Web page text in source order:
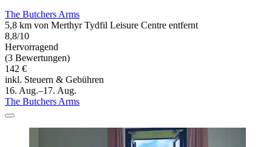
The Butchers Arms
5,8 km von Merthyr Tydfil Leisure Centre entfernt
8,8/10
Hervorragend
(3 Bewertungen)
142 €
inkl. Steuern & Gebühren
16. Aug.–17. Aug.
The Butchers Arms